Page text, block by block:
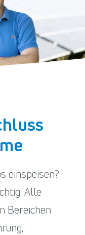
einspeisen?
Alle
Bereichen